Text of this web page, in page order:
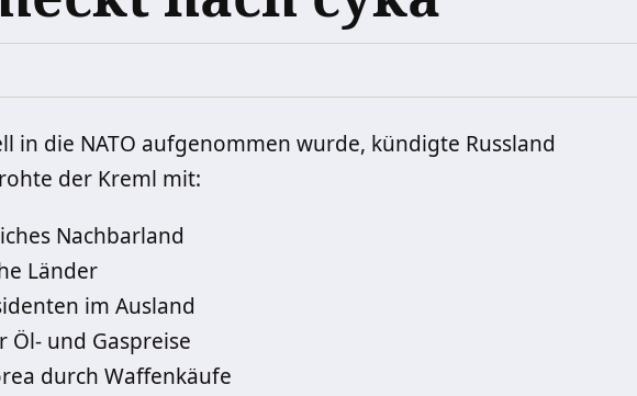
in die NATO aufgenommen wurde, kündigte Russland
der Kreml mit:
Nachbarland
Länder
im Ausland
Öl- und Gaspreise
durch Waffenkäufe